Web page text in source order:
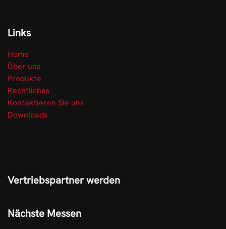
Links
Home
Über uns
Produkte
Rechtliches
Kontaktieren Sie uns
Downloads
Vertriebspartner werden
Nächste Messen